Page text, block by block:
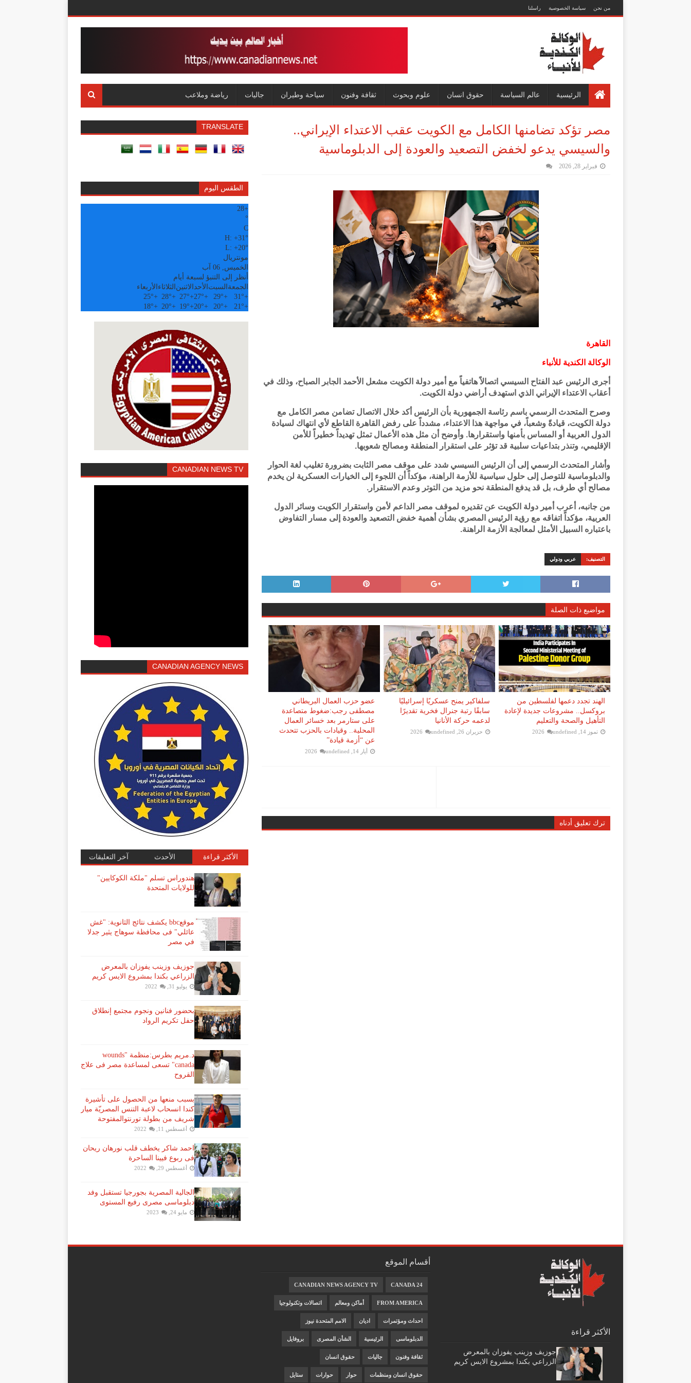
من نحن سياسة الخصوصية راسلنا
الرئيسية عالم السياسة حقوق انسان علوم وبحوث ثقافة وفنون سياحة وطيران جاليات رياضة وملاعب
مصر تؤكد تضامنها الكامل مع الكويت عقب الاعتداء الإيراني..
والسيسي يدعو لخفض التصعيد والعودة إلى الدبلوماسية
فبراير 28, 2026
القاهرة
الوكالة الكندية للأنباء
أجرى الرئيس عبد الفتاح السيسي اتصالاً هاتفياً مع أمير دولة الكويت مشعل الأحمد الجابر الصباح، وذلك في
أعقاب الاعتداء الإيراني الذي استهدف أراضي دولة الكويت.
وصرح المتحدث الرسمي باسم رئاسة الجمهورية بأن الرئيس أكد خلال الاتصال تضامن مصر الكامل مع
دولة الكويت، قيادةً وشعباً، في مواجهة هذا الاعتداء، مشدداً على رفض القاهرة القاطع لأي انتهاك لسيادة
الدول العربية أو المساس بأمنها واستقرارها. وأوضح أن مثل هذه الأعمال تمثل تهديداً خطيراً للأمن
الإقليمي، وتنذر بتداعيات سلبية قد تؤثر على استقرار المنطقة ومصالح شعوبها.
وأشار المتحدث الرسمي إلى أن الرئيس السيسي شدد على موقف مصر الثابت بضرورة تغليب لغة الحوار
والدبلوماسية للتوصل إلى حلول سياسية للأزمة الراهنة، مؤكداً أن اللجوء إلى الخيارات العسكرية لن يخدم
مصالح أي طرف، بل قد يدفع المنطقة نحو مزيد من التوتر وعدم الاستقرار.
من جانبه، أعرب أمير دولة الكويت عن تقديره لموقف مصر الداعم لأمن واستقرار الكويت وسائر الدول
العربية، مؤكداً اتفاقه مع رؤية الرئيس المصري بشأن أهمية خفض التصعيد والعودة إلى مسار التفاوض
باعتباره السبيل الأمثل لمعالجة الأزمة الراهنة.
التصنيف: عربي ودولي
مواضيع ذات الصلة
الهند تجدد دعمها لفلسطين من
بروكسل.. مشروعات جديدة لإعادة
التأهيل والصحة والتعليم
تموز 14, 2026 undefined
سلفاكير يمنح عسكريًا إسرائيليًا
سابقًا رتبة جنرال فخرية تقديرًا
لدعمه حركة الأنانيا
حزيران 26, 2026 undefined
عضو حزب العمال البريطاني
مصطفى رجب:ضغوط متصاعدة
على ستارمر بعد خسائر العمال
المحلية.. وقيادات بالحزب تتحدث
عن “أزمة قيادة”
أيار 14, 2026 undefined
ترك تعليق أدناه
TRANSLATE
الطقس اليوم
+
28
°
C
H: +31°
L: +20°
مونتريال
الخميس, 06 آب
أنظر إلى التنبؤ لسبعة أيام
الجمعة السبت الأحد الاثنين الثلاثاء الأربعاء
+
31°
+
29°
+
27°
+
27°
+
28°
+
25°
+
21°
+
20°
+
20°
+
19°
+
20°
+
18°
CANADIAN NEWS TV
CANADIAN AGENCY NEWS
الأكثر قراءة الأحدث آخر التعليقات
هندوراس تسلم "ملكة الكوكايين"
للولايات المتحدة
موقعbbc يكشف نتائج الثانوية: "غش
عائلي" فى محافظة سوهاج يثير جدلا
في مصر
جوزيف وزينب يفوزان بالمعرض
الزراعي بكندا بمشروع الايس كريم
يوليو 31, 2022
بحضور فنانين ونجوم مجتمع إنطلاق
حفل تكريم الرواد
د.مريم بطرس:منظمة "wounds
canada" تسعى لمساعدة مصر فى علاج
القروح
بسبب منعها من الحصول على تأشيرة
كندا انسحاب لاعبة ​التنس​ المصريّة ​ميار
شريف​ من بطولة ​تورنتو​المفتوحة
أغسطس 11, 2022
احمد شاكر يخطف قلب نورهان ريحان
فى ربوع فيينا الساحرة
أغسطس 29, 2022
الجالية المصرية بجورجيا تستقبل وفد
دبلوماسى مصرى رفيع المستوى
مايو 24, 2023
الأكثر قراءة
جوزيف وزينب يفوزان بالمعرض
الزراعي بكندا بمشروع الايس كريم
أقسام الموقع
CANADA 24
CANADIAN NEWS AGENCY TV
FROM AMERICA أماكن ومعالم اتصالات وتكنولوجيا
احداث ومؤتمرات اديان الامم المتحدة نيوز
الدبلوماسى الرئيسية الشأن المصرى بروفايل
ثقافة وفنون جاليات حقوق انسان
حقوق انسان ومنظمات حوار حوارات ستايل